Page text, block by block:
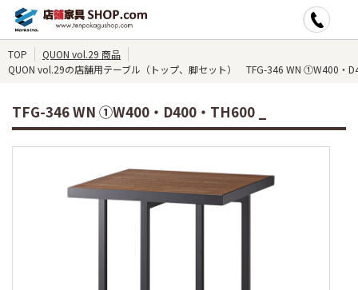
TOP
QUON vol.29 商品
QUON vol.29の店舗用テーブル（トップ、脚セット） TFG-346 WN ①W400・
TFG-346 WN ①W400・D400・TH600 _